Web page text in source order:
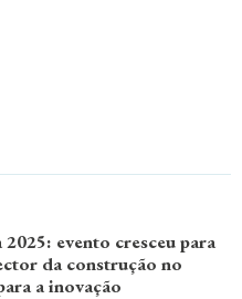
evento cresceu para
da construção no
a inovação